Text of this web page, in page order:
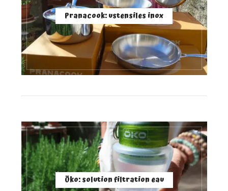
Pranacook: ustensiles inox
Öko: solution filtration eau